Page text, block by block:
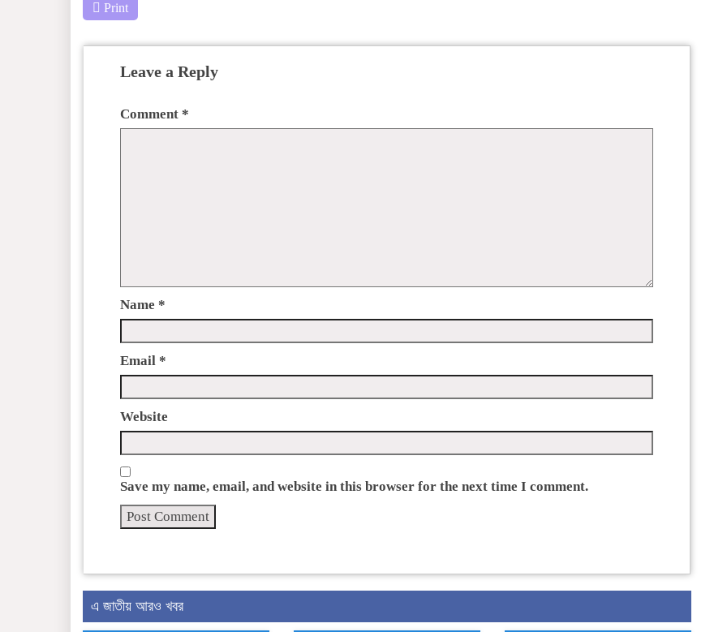
Print
Leave a Reply
Comment *
Name *
Email *
Website
Save my name, email, and website in this browser for the next time I comment.
এ জাতীয় আরও খবর